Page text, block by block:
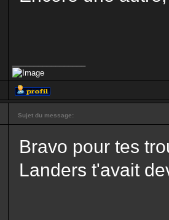
Sujet du message:
Bravo pour tes
Landers t'avait